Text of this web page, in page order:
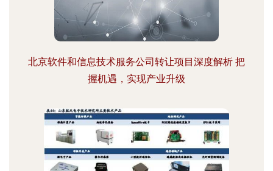
北京软件和信息技术服务公司转让项目深度解析 把
握机遇，实现产业升级